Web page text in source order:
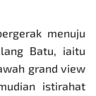
menuju
Batu, iaitu
grand view
istirahat